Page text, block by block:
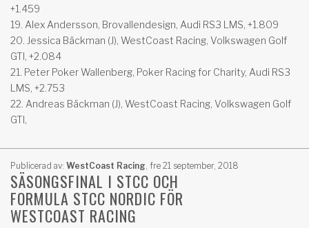
+1.459
19. Alex Andersson, Brovallendesign, Audi RS3 LMS, +1.809
20. Jessica Bäckman (J), WestCoast Racing, Volkswagen Golf
GTI, +2.084
21. Peter Poker Wallenberg, Poker Racing for Charity, Audi RS3
LMS, +2.753
22. Andreas Bäckman (J), WestCoast Racing, Volkswagen Golf
GTI,
Publicerad av: WestCoast Racing, fre 21 september, 2018
SÄSONGSFINAL I STCC OCH
FORMULA STCC NORDIC FÖR
WESTCOAST RACING